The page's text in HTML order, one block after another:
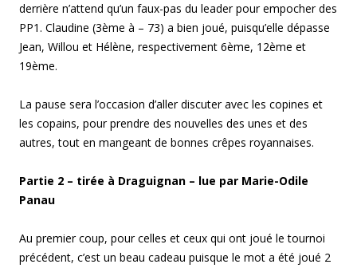
derrière n’attend qu’un faux-pas du leader pour empocher des
PP1. Claudine (3ème à – 73) a bien joué, puisqu’elle dépasse
Jean, Willou et Hélène, respectivement 6ème, 12ème et
19ème.
La pause sera l’occasion d’aller discuter avec les copines et
les copains, pour prendre des nouvelles des unes et des
autres, tout en mangeant de bonnes crêpes royannaises.
Partie 2 – tirée à Draguignan – lue par Marie-Odile
Panau
Au premier coup, pour celles et ceux qui ont joué le tournoi
précédent, c’est un beau cadeau puisque le mot a été joué 2